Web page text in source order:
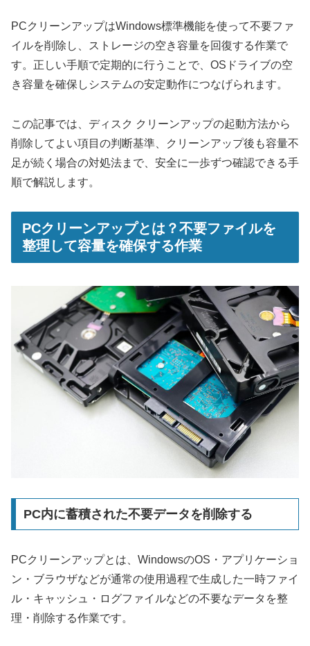
PCクリーンアップはWindows標準機能を使って不要ファ
イルを削除し、ストレージの空き容量を回復する作業で
す。正しい手順で定期的に行うことで、OSドライブの空
き容量を確保しシステムの安定動作につなげられます。
この記事では、ディスク クリーンアップの起動方法から
削除してよい項目の判断基準、クリーンアップ後も容量不
足が続く場合の対処法まで、安全に一歩ずつ確認できる手
順で解説します。
PCクリーンアップとは？不要ファイルを
整理して容量を確保する作業
PC内に蓄積された不要データを削除する
PCクリーンアップとは、WindowsのOS・アプリケーショ
ン・ブラウザなどが通常の使用過程で生成した一時ファイ
ル・キャッシュ・ログファイルなどの不要なデータを整
理・削除する作業です。